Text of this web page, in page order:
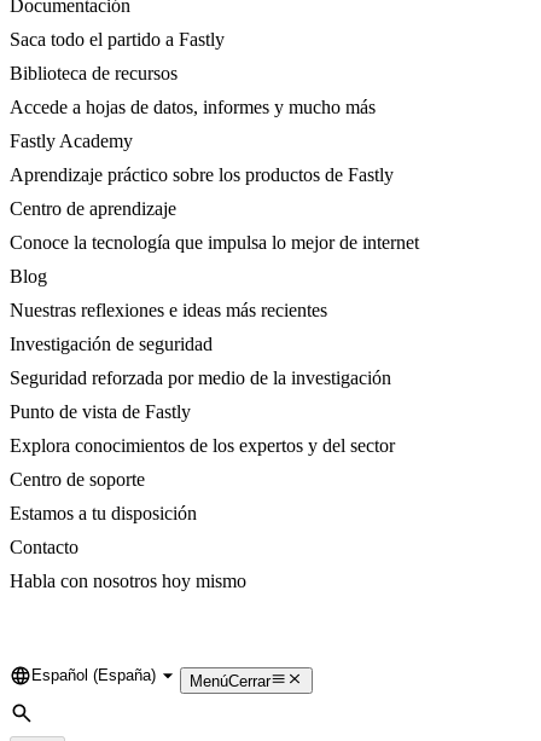
Documentación
Saca todo el partido a Fastly
Biblioteca de recursos
Accede a hojas de datos, informes y mucho más
Fastly Academy
Aprendizaje práctico sobre los productos de Fastly
Centro de aprendizaje
Conoce la tecnología que impulsa lo mejor de internet
Blog
Nuestras reflexiones e ideas más recientes
Investigación de seguridad
Seguridad reforzada por medio de la investigación
Punto de vista de Fastly
Explora conocimientos de los expertos y del sector
Centro de soporte
Estamos a tu disposición
Contacto
Habla con nosotros hoy mismo
Language
Español (España) MenúCerrar
Búsqueda